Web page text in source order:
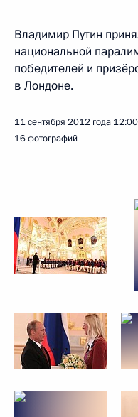
Владимир Путин
национальной
победителей и
в Лондоне.
11 сентября 2012 года 12:00
16 фотографий